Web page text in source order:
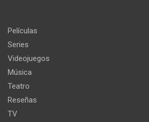
Películas
Series
Videojuegos
Música
Teatro
Reseñas
TV